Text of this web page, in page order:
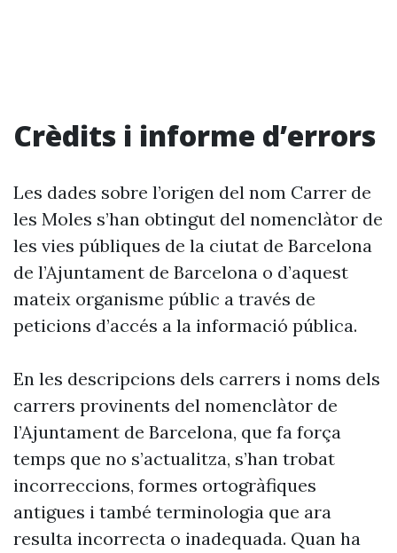
Crèdits i informe d’errors
Les dades sobre l’origen del nom Carrer de
les Moles s’han obtingut del nomenclàtor de
les vies públiques de la ciutat de Barcelona
de l’Ajuntament de Barcelona o d’aquest
mateix organisme públic a través de
peticions d’accés a la informació pública.
En les descripcions dels carrers i noms dels
carrers provinents del nomenclàtor de
l’Ajuntament de Barcelona, que fa força
temps que no s’actualitza, s’han trobat
incorreccions, formes ortogràfiques
antigues i també terminologia que ara
resulta incorrecta o inadequada. Quan ha